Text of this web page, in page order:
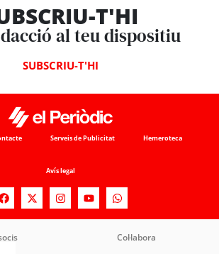
T'HI
al teu dispositiu
SUBSCRIU-T'HI
Serveis de Publicitat Hemeroteca
Avís legal
Col·labora